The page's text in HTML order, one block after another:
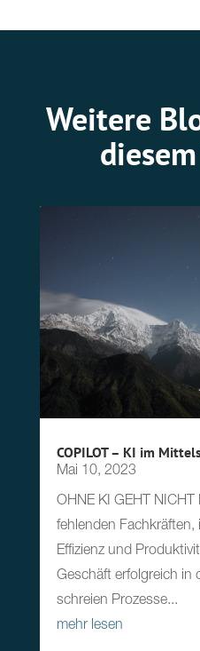
Weitere
COPILOT – KI im
Mai 10, 2023
OHNE KI GEHT
fehlenden Fachkräften,
Effizienz und
Geschäft erfolgreich in
schreien Prozesse...
mehr lesen